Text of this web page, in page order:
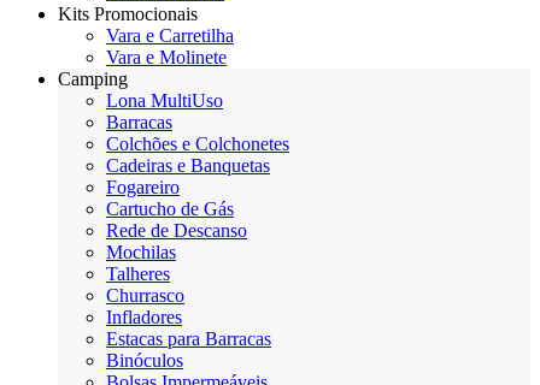
Kits Promocionais
Vara e Carretilha
Vara e Molinete
Camping
Lona MultiUso
Barracas
Colchões e Colchonetes
Cadeiras e Banquetas
Fogareiro
Cartucho de Gás
Rede de Descanso
Mochilas
Talheres
Churrasco
Infladores
Estacas para Barracas
Binóculos